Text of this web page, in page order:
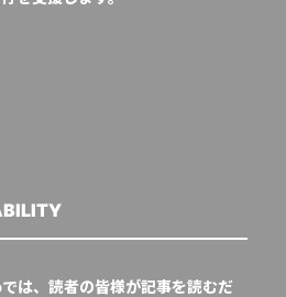
は、読者の皆様が記事を読むだ